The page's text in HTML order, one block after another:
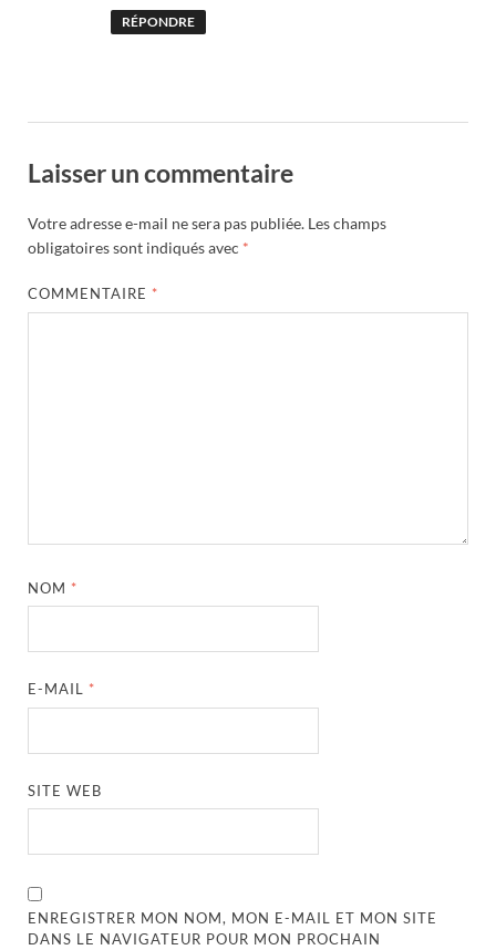
RÉPONDRE
Laisser un commentaire
Votre adresse e-mail ne sera pas publiée. Les champs
obligatoires sont indiqués avec *
COMMENTAIRE *
NOM *
E-MAIL *
SITE WEB
ENREGISTRER MON NOM, MON E-MAIL ET MON SITE
DANS LE NAVIGATEUR POUR MON PROCHAIN